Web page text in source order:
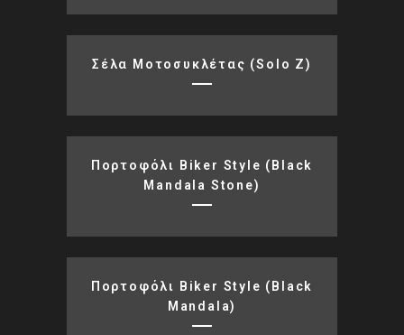
Σέλα Μοτοσυκλέτας (solo Z)
Πορτοφόλι Biker Style (black
Mandala Stone)
Πορτοφόλι Biker Style (black
Mandala)